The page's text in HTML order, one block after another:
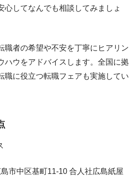
心してなんでも相談してみましょ
職者の希望や不安を丁寧にヒアリン
ハウをアドバイスします。全国に拠
職に役立つ転職フェアも実施してい
市中区基町11-10 合人社広島紙屋